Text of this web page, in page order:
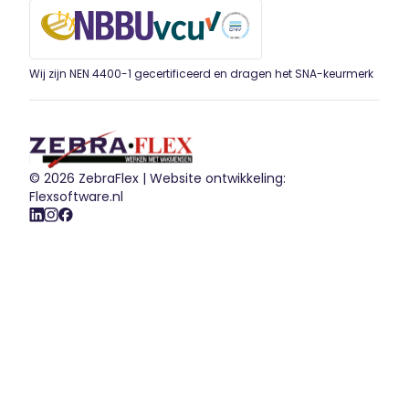
Wij zijn NEN 4400-1 gecertificeerd en dragen het SNA-keurmerk
© 2026 ZebraFlex | Website ontwikkeling:
Flexsoftware.nl